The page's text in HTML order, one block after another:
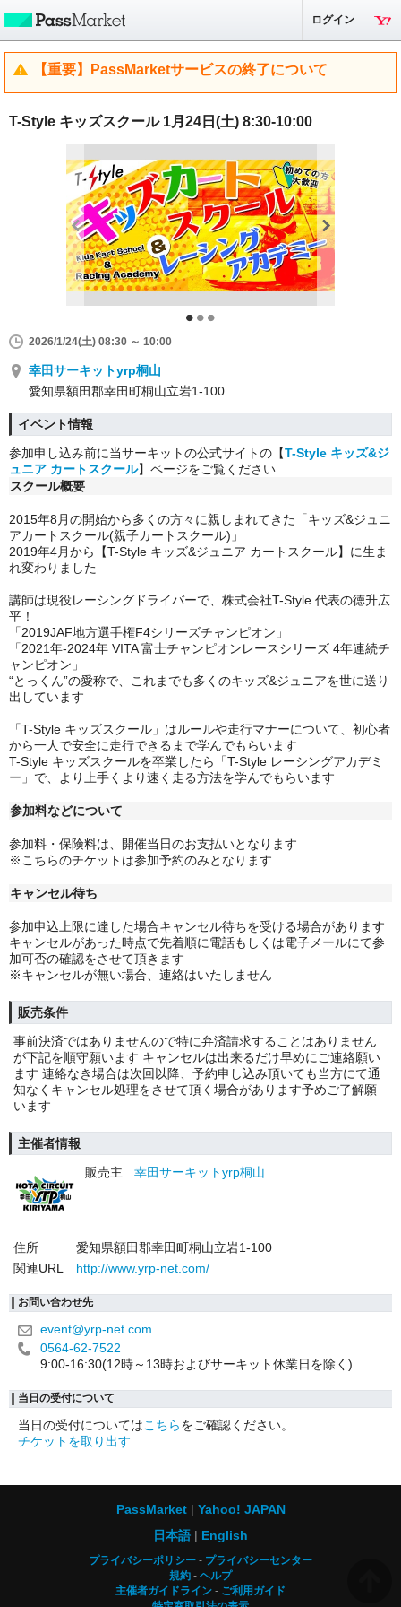
ログイン
【重要】PassMarketサービスの終了について
T-Style キッズスクール 1月24日(土) 8:30-10:00
2026/1/24(土) 08:30 ～ 10:00
幸田サーキットyrp桐山
愛知県額田郡幸田町桐山立岩1-100
イベント情報
参加申し込み前に当サーキットの公式サイトの【T-Style キッズ&ジ
ュニア カートスクール】ページをご覧ください
スクール概要
2015年8月の開始から多くの方々に親しまれてきた「キッズ&ジュニ
アカートスクール(親子カートスクール)」
2019年4月から【T-Style キッズ&ジュニア カートスクール】に生ま
れ変わりました
講師は現役レーシングドライバーで、株式会社T-Style 代表の徳升広
平！
「2019JAF地方選手権F4シリーズチャンピオン」
「2021年-2024年 VITA 富士チャンピオンレースシリーズ 4年連続チ
ャンピオン」
“とっくん”の愛称で、これまでも多くのキッズ&ジュニアを世に送り
出しています
「T-Style キッズスクール」はルールや走行マナーについて、初心者
から一人で安全に走行できるまで学んでもらいます
T-Style キッズスクールを卒業したら「T-Style レーシングアカデミ
ー」で、より上手くより速く走る方法を学んでもらいます
参加料などについて
参加料・保険料は、開催当日のお支払いとなります
※こちらのチケットは参加予約のみとなります
キャンセル待ち
参加申込上限に達した場合キャンセル待ちを受ける場合があります
キャンセルがあった時点で先着順に電話もしくは電子メールにて参
加可否の確認をさせて頂きます
※キャンセルが無い場合、連絡はいたしません
販売条件
事前決済ではありませんので特に弁済請求することはありません
が下記を順守願います キャンセルは出来るだけ早めにご連絡願い
ます 連絡なき場合は次回以降、予約申し込み頂いても当方にて通
知なくキャンセル処理をさせて頂く場合があります予めご了解願
います
主催者情報
販売主
幸田サーキットyrp桐山
住所
愛知県額田郡幸田町桐山立岩1-100
関連URL
http://www.yrp-net.com/
お問い合わせ先
event@yrp-net.com
0564-62-7522
9:00-16:30(12時～13時およびサーキット休業日を除く)
当日の受付について
当日の受付についてはこちらをご確認ください。
チケットを取り出す
PassMarket
Yahoo! JAPAN
日本語
English
プライバシーポリシー
プライバシーセンター
規約
ヘルプ
主催者ガイドライン
ご利用ガイド